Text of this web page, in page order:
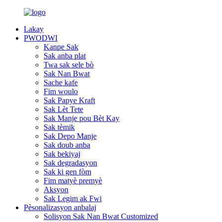
Lakay
PWODWI
Kanpe Sak
Sak anba plat
Twa sak sele bò
Sak Nan Bwat
Sache kafe
Fim woulo
Sak Papye Kraft
Sak Lèt Tete
Sak Manje pou Bèt Kay
Sak tèmik
Sak Depo Manje
Sak doub anba
Sak bekiyaj
Sak degradasyon
Sak ki gen fòm
Fim matyè premyè
Aksyon
Sak Legim ak Fwi
Pèsonalizasyon anbalaj
Solisyon Sak Nan Bwat Customized